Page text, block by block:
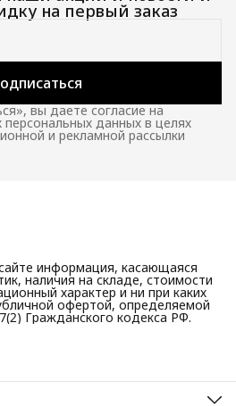
на первый заказ
вы даете согласие на
данных в целях
и рекламной рассылки
информация, касающаяся
наличия на складе, стоимости
характер и ни при каких
офертой, определяемой
Гражданского кодекса РФ.